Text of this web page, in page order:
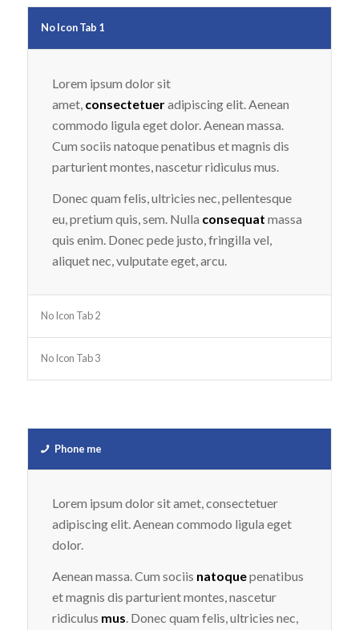
No Icon Tab 1
Lorem ipsum dolor sit
amet, consectetueradipiscing elit. Aenean
commodo ligula eget dolor. Aenean massa.
Cum sociis natoque penatibus et magnis dis
parturient montes, nascetur ridiculus mus.
Donec quam felis, ultricies nec, pellentesque
eu, pretium quis, sem. Nulla consequat massa
quis enim. Donec pede justo, fringilla vel,
aliquet nec, vulputate eget, arcu.
No Icon Tab 2
No Icon Tab 3
Phone me
Lorem ipsum dolor sit amet, consectetuer
adipiscing elit. Aenean commodo ligula eget
dolor.
Aenean massa. Cum sociis natoquepenatibus
et magnis dis parturient montes, nascetur
ridiculus mus. Donec quam felis, ultricies nec,